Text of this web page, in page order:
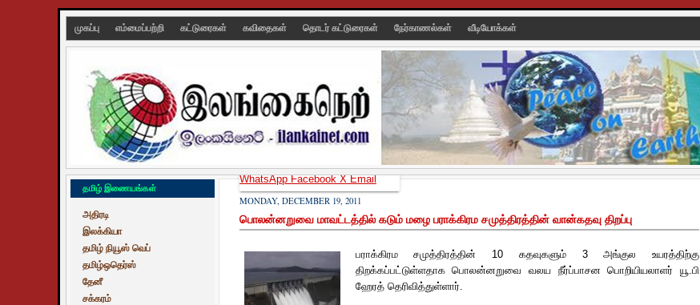
முகப்பு எம்மைப்பற்றி கட்டுரைகள் கவிதைகள் தொடர் கட்டுரைகள் நேர்காணல்கள் வீடியோக்கள்
தமிழ் இணையங்கள்
அதிரடி
இலக்கியா
தமிழ் நியூஸ் வெப்
தமிழ்ஒதெர்ஸ்
தேனீ
சக்கரம்
MONDAY, DECEMBER 19, 2011
பொலன்னறுவை மாவட்டத்தில் கடும் மழை பராக்கிரம சமுத்திரத்தின் வான்கதவு திறப்பு
பராக்கிரம சமுத்திரத்தின் 10 கதவுகளும் 3 அங்குல உயரத்திற்கு
திறக்கப்பட்டுள்ளதாக பொலன்னறுவை வலய நீர்ப்பாசன பொறியியலாளர் யூ.பி
ஹேரத் தெரிவித்துள்ளார்.
WhatsAppFacebookXEmail